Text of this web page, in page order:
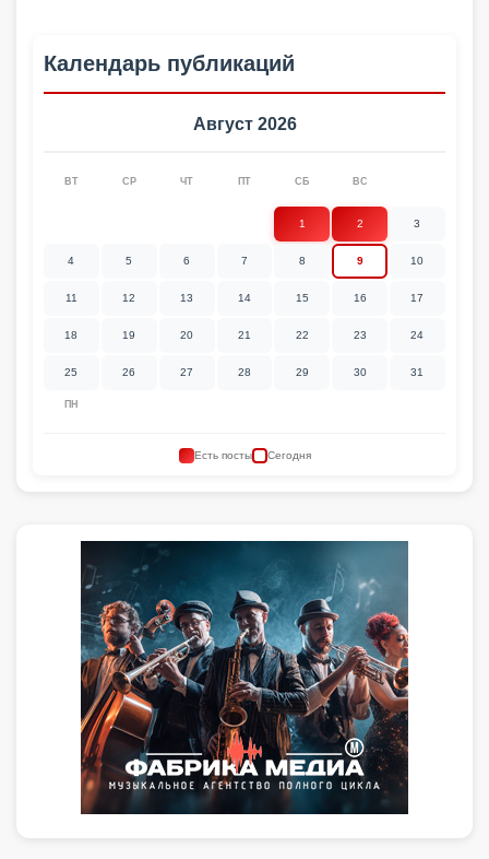
Календарь публикаций
Август 2026
ПН
ВТ СР ЧТ ПТ СБ ВС
1 2 3
4 5 6 7 8 9 10
11 12 13 14 15 16 17
18 19 20 21 22 23 24
25 26 27 28 29 30 31
Есть посты Сегодня